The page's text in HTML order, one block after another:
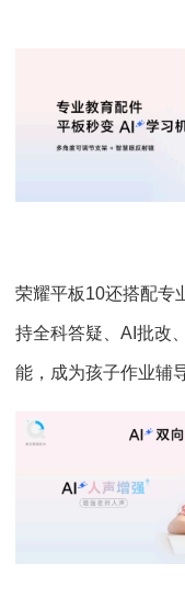
荣耀平板10还搭配专
持全科答疑、AI批改
能，成为孩子作业辅